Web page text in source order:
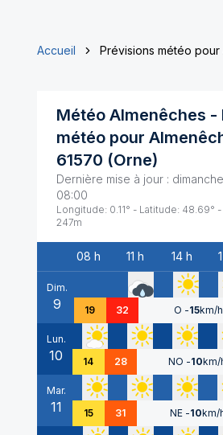
Accueil Prévisions météo pour
Météo Almenêches -
météo pour
61570 (Orne)
Dernière mise à jour :
08:00
Longitude: 0.11° - Latitude: 48.69°
247m
Date
08 h 11 h 14 h
Dim.
9 19 32 O -15km/h
Lun.
10 14 28 NO -10km/
Mar.
11 15 31 NE -10km/